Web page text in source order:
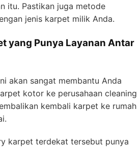
itu. Pastikan juga metode
jenis karpet milik Anda.
yang Punya Layanan Antar
akan sangat membantu Anda
kotor ke perusahaan cleaning
kembali karpet ke rumah
karpet terdekat tersebut punya